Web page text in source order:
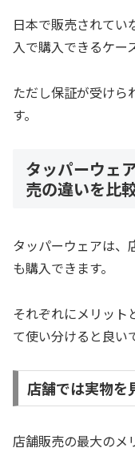
日本で販売されてい
入で購入できるケー
ただし保証が受けら
す。
タッパーウェ
売の違いを比
タッパーウェアは、
も購入できます。
それぞれにメリット
て使い分けると良い
店舗では実物を
店舗販売の最大のメ